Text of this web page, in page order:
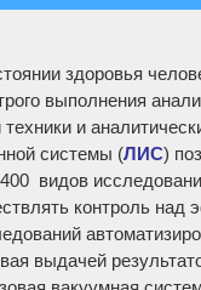
здоровья
выполнения
и
системы (ЛИС)
видов
контроль над
выдачей